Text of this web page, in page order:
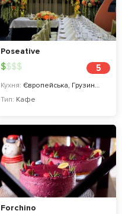
Poseative
Кухня: Європейська, Грузинська
Тип: Кафе
5
$$$$
Forchino